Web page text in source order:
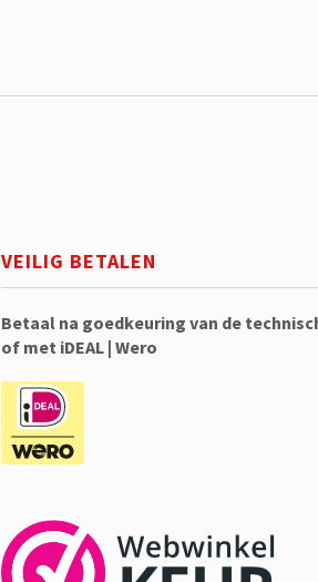
VEILIG BETALEN
Betaal na goedkeuring van de
of met iDEAL | Wero